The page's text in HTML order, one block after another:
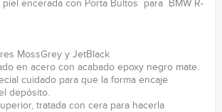
encerada con Porta Bultos para BMW R-
MossGrey y JetBlack
en acero con acabado epoxy negro mate.
cuidado para que la forma encaje
depósito.
tratada con cera para hacerla